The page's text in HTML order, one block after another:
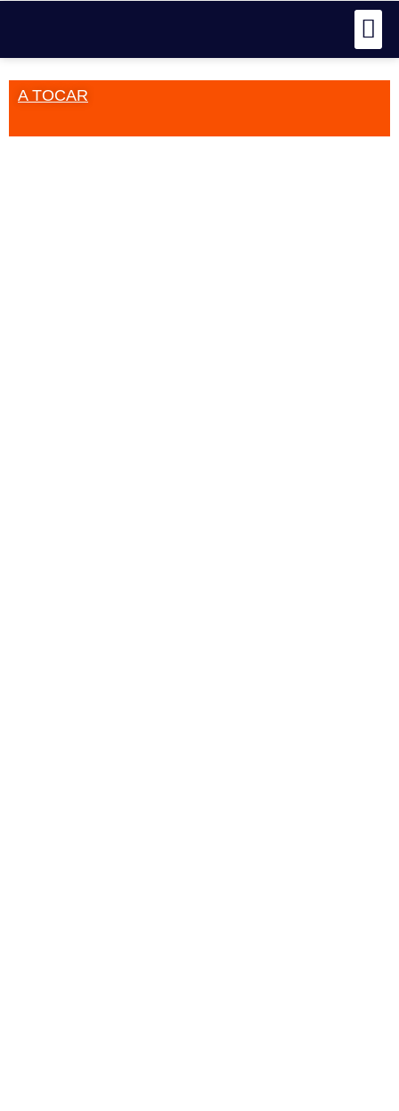
A TOCAR